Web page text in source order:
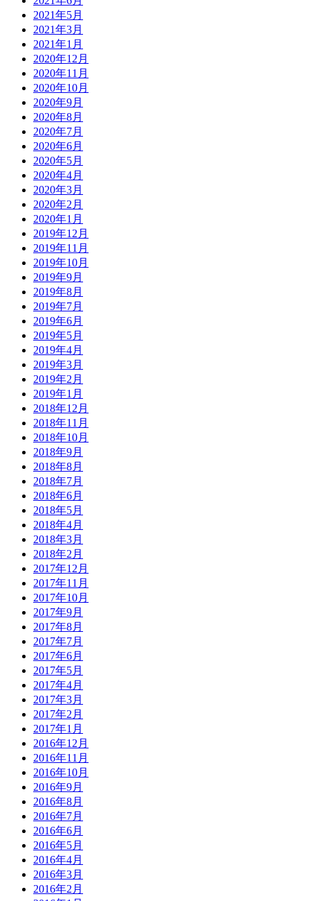
2021年5月
2021年3月
2021年1月
2020年12月
2020年11月
2020年10月
2020年9月
2020年8月
2020年7月
2020年6月
2020年5月
2020年4月
2020年3月
2020年2月
2020年1月
2019年12月
2019年11月
2019年10月
2019年9月
2019年8月
2019年7月
2019年6月
2019年5月
2019年4月
2019年3月
2019年2月
2019年1月
2018年12月
2018年11月
2018年10月
2018年9月
2018年8月
2018年7月
2018年6月
2018年5月
2018年4月
2018年3月
2018年2月
2017年12月
2017年11月
2017年10月
2017年9月
2017年8月
2017年7月
2017年6月
2017年5月
2017年4月
2017年3月
2017年2月
2017年1月
2016年12月
2016年11月
2016年10月
2016年9月
2016年8月
2016年7月
2016年6月
2016年5月
2016年4月
2016年3月
2016年2月